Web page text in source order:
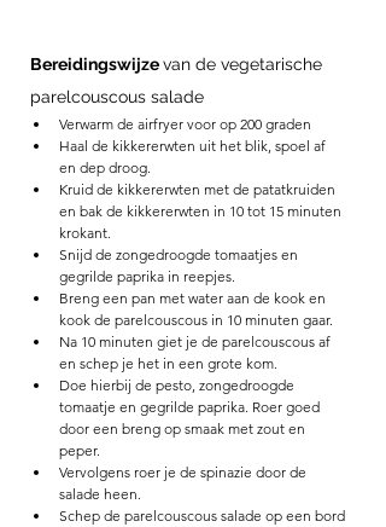
Bereidingswijze van de vegetarische
parelcouscous salade
Verwarm de airfryer voor op 200 graden
Haal de kikkererwten uit het blik, spoel af
en dep droog.
Kruid de kikkererwten met de patatkruiden
en bak de kikkererwten in 10 tot 15 minuten
krokant.
Snijd de zongedroogde tomaatjes en
gegrilde paprika in reepjes.
Breng een pan met water aan de kook en
kook de parelcouscous in 10 minuten gaar.
Na 10 minuten giet je de parelcouscous af
en schep je het in een grote kom.
Doe hierbij de pesto, zongedroogde
tomaatje en gegrilde paprika. Roer goed
door een breng op smaak met zout en
peper.
Vervolgens roer je de spinazie door de
salade heen.
Schep de parelcouscous salade op een bord